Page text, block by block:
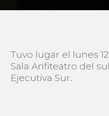
Tuvo lugar el lunes
Sala Anfiteatro del
Ejecutiva Sur.